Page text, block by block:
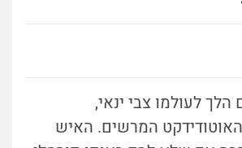
לעולמו צבי ינאי,
המרשים. האיש